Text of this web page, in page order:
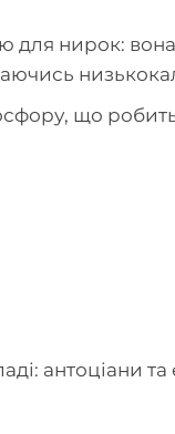
для нирок:
що
антоціани та